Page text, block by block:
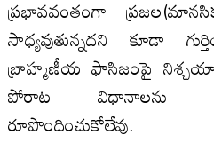
ప్రభావవంతంగా
సాధ్యవుతున్నదని కూడా
బ్రాహ్మణీయ ఫాసిజంపై
పోరాట విధానాలను
రూపొందించుకోలేవు.